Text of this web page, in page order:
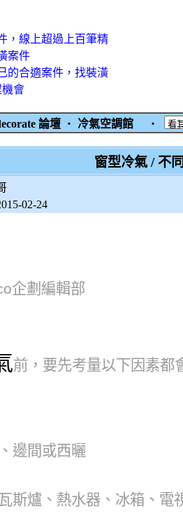
，線上超過上百筆精
案件
的合適案件，找裝潢
機會
論壇 ‧ 冷氣空調館 ‧
窗型冷氣 / 不
02-24
企劃編輯部
前，要先考量以下因素都
邊間或西曬
斯爐、熱水器、冰箱、電